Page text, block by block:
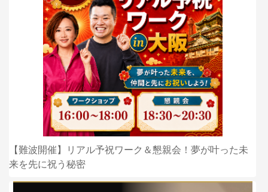
【難波開催】リアル予祝ワーク＆懇親会！夢が叶った未
来を先に祝う秘密